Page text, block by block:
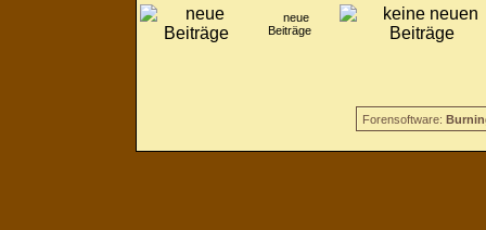
neue
Beiträge
Forensoftware: